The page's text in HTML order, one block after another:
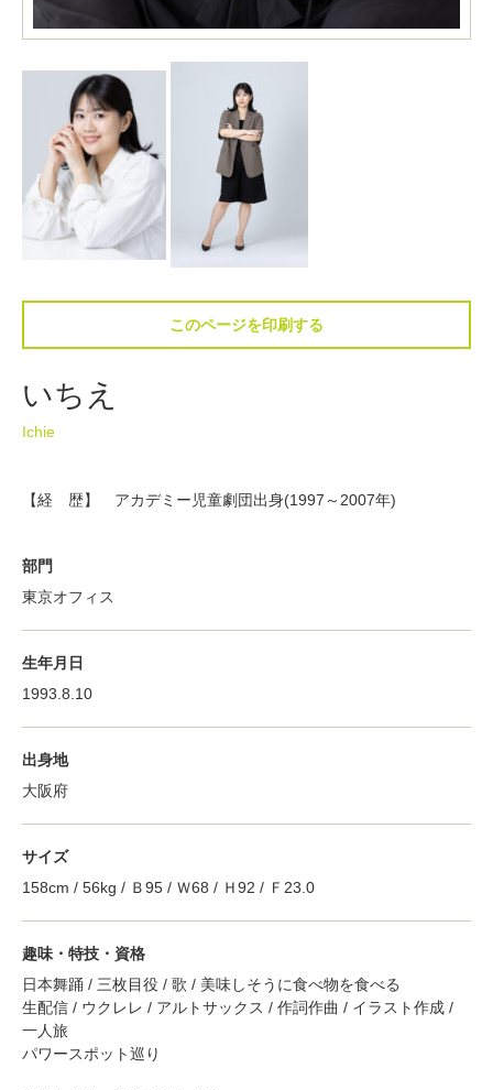
このページを印刷する
いちえ
Ichie
【経 歴】 アカデミー児童劇団出身(1997～2007年)
部門
東京オフィス
生年月日
1993.8.10
出身地
大阪府
サイズ
158cm / 56kg / Ｂ95 / Ｗ68 / Ｈ92 / Ｆ23.0
趣味・特技・資格
日本舞踊 / 三枚目役 / 歌 / 美味しそうに食べ物を食べる
生配信 / ウクレレ / アルトサックス / 作詞作曲 / イラスト作成 /
一人旅
パワースポット巡り